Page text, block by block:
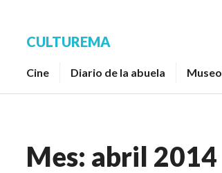
CULTUREMA
Cine Diario de la abuela Museo
Mes: abril 2014